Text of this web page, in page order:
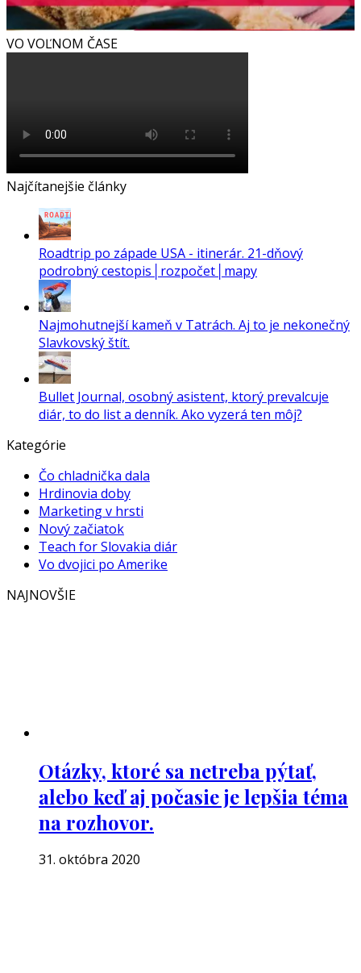
VO VOĽNOM ČASE
Najčítanejšie články
Roadtrip po západe USA - itinerár. 21-dňový
podrobný cestopis│rozpočet│mapy
Najmohutnejší kameň v Tatrách. Aj to je nekonečný
Slavkovský štít.
Bullet Journal, osobný asistent, ktorý prevalcuje
diár, to do list a denník. Ako vyzerá ten môj?
Kategórie
Čo chladnička dala
Hrdinovia doby
Marketing v hrsti
Nový začiatok
Teach for Slovakia diár
Vo dvojici po Amerike
NAJNOVŠIE
Otázky, ktoré sa netreba pýtať,
alebo keď aj počasie je lepšia téma
na rozhovor.
31. októbra 2020